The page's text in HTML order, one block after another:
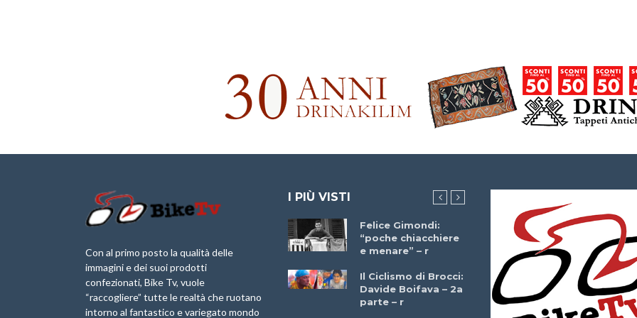
Con al primo posto la qualità delle
immagini e dei suoi prodotti
confezionati, Bike Tv, vuole
“raccogliere” tutte le realtà che ruotano
intorno al fantastico e variegato mondo
I PIÙ VISTI
Briko Torino – 11
Maggio 2025 – r
Marathon 2025”
Borghi&Castelli” –
Anteprima
Felice Gimondi:
“poche chiacchiere
e menare” – r
Il Ciclismo di Brocci:
Davide Boifava – 2a
parte – r
Brocci Incontra
Giuseppe Martinelli
– r
Che cos’è il
triathlon? Con